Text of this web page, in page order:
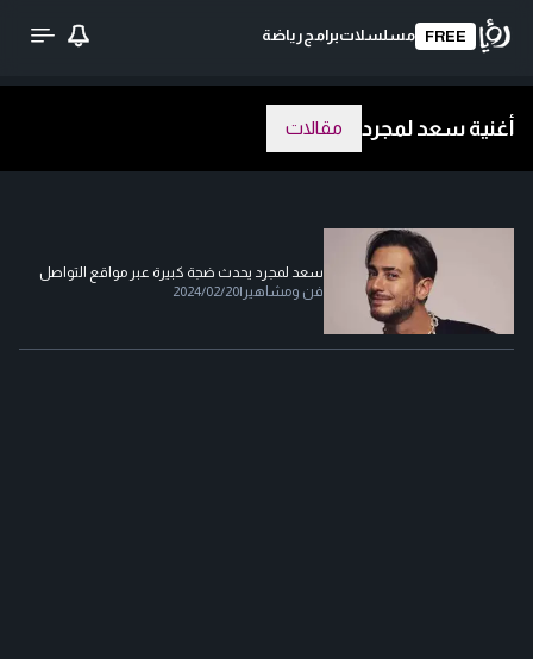
FREE مسلسلاتبرامج رياضة
أغنية سعد لمجرد مقالات
سعد لمجرد يحدث ضجة كبيرة عبر مواقع التواصل
فن ومشاهير |
2024/02/20